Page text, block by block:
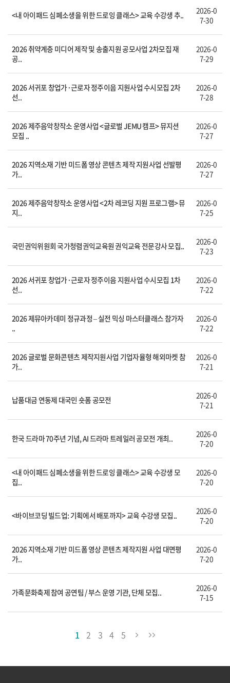
<내 아이패드 심폐소생을 위한 드로잉 클래스> 교육 수강생 추..
2026-0
7-30
2026 취약계층 미디어 제작 및 송출지원 공모사업 2차모집 재
공..
2026-0
7-29
2026 서귀포 창업가·근로자 정주이음 지원사업 수시모집 2차
선..
2026-0
7-28
2026 제주음악창작소 운영사업 <글로벌 JEMU 캠프> 뮤지션
모집 ..
2026-0
7-27
2026 지역소재 기반 미드폼 영상 콘텐츠 제작 지원사업 선발평
가..
2026-0
7-27
2026 제주음악창작소 운영사업 <2차 레코딩 지원 프로그램> 뮤
지..
2026-0
7-25
국민권익위원회 국가청렴권익교육원 권익교육 전문강사 모집..
2026-0
7-23
2026 서귀포 창업가·근로자 정주이음 지원사업 수시모집 1차
선..
2026-0
7-22
2026 제뮤아카데미 정규과정 – 실전 믹싱 마스터클래스 참가자
..
2026-0
7-22
2026 글로벌 문화콘텐츠 제작지원사업 기업자율형 해외마켓 참
가..
2026-0
7-21
납품대금 연동제 대국민 숏폼 공모전
2026-0
7-21
한국 드라마 70주년 기념, AI 드라마 트레일러 공모전 개최..
2026-0
7-20
<내 아이패드 심폐소생을 위한 드로잉 클래스> 교육 수강생 모
집..
2026-0
7-20
<바이브코딩 빌드업: 기획에서 배포까지> 교육 수강생 모집..
2026-0
7-20
2026 지역소재 기반 미드폼 영상 콘텐츠 제작지원 사업 대면평
가..
2026-0
7-20
가족문화축제 참여 공연팀 / 부스 운영 기관, 단체 모집..
2026-0
7-15
1 2 3 4 5